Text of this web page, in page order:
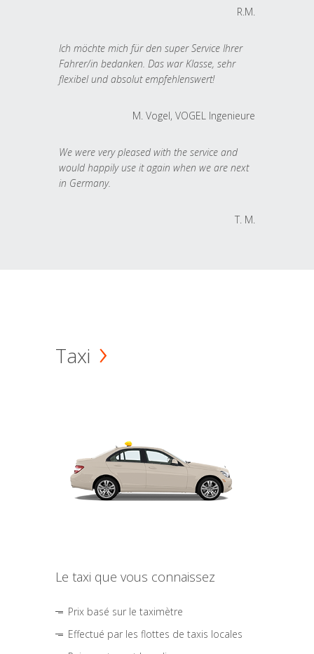
R.M.
Ich möchte mich für den super Service Ihrer
Fahrer/in bedanken. Das war Klasse, sehr
flexibel und absolut empfehlenswert!
M. Vogel, VOGEL Ingenieure
We were very pleased with the service and
would happily use it again when we are next
in Germany.
T. M.
Taxi
Le taxi que vous connaissez
Prix basé sur le taximètre
Effectué par les flottes de taxis locales